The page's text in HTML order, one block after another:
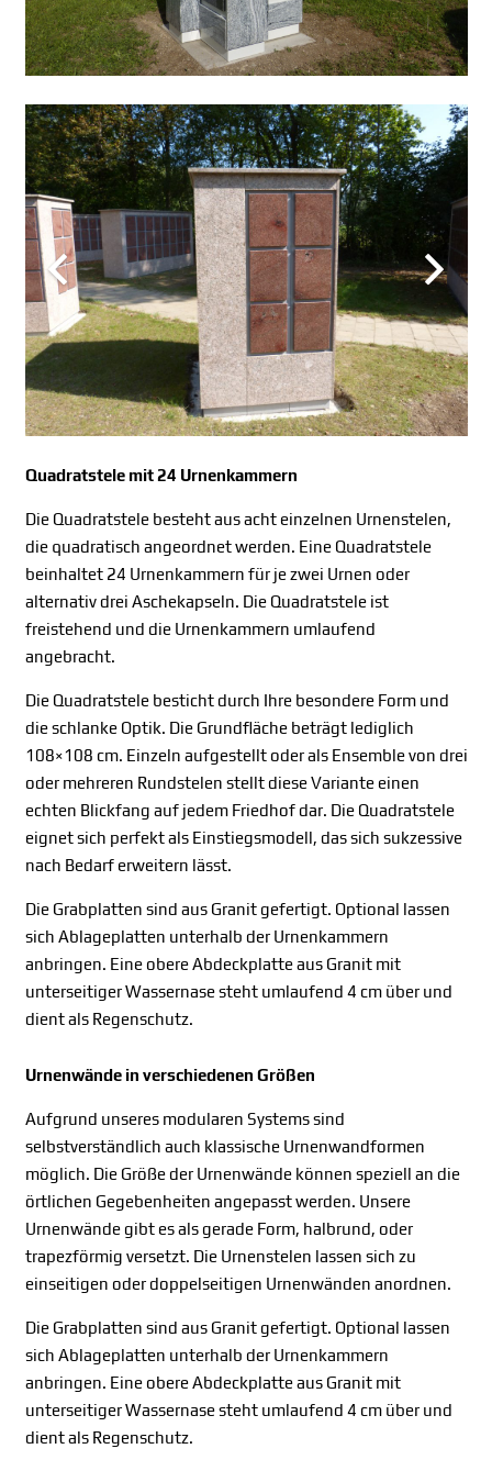
Quadratstele mit 24 Urnenkammern
Die Quadratstele besteht aus acht einzelnen Urnenstelen,
die quadratisch angeordnet werden. Eine Quadratstele
beinhaltet 24 Urnenkammern für je zwei Urnen oder
alternativ drei Aschekapseln. Die Quadratstele ist
freistehend und die Urnenkammern umlaufend
angebracht.
Die Quadratstele besticht durch Ihre besondere Form und
die schlanke Optik. Die Grundfläche beträgt lediglich
108×108 cm. Einzeln aufgestellt oder als Ensemble von drei
oder mehreren Rundstelen stellt diese Variante einen
echten Blickfang auf jedem Friedhof dar. Die Quadratstele
eignet sich perfekt als Einstiegsmodell, das sich sukzessive
nach Bedarf erweitern lässt.
Die Grabplatten sind aus Granit gefertigt. Optional lassen
sich Ablageplatten unterhalb der Urnenkammern
anbringen. Eine obere Abdeckplatte aus Granit mit
unterseitiger Wassernase steht umlaufend 4 cm über und
dient als Regenschutz.
Urnenwände in verschiedenen Größen
Aufgrund unseres modularen Systems sind
selbstverständlich auch klassische Urnenwandformen
möglich. Die Größe der Urnenwände können speziell an die
örtlichen Gegebenheiten angepasst werden. Unsere
Urnenwände gibt es als gerade Form, halbrund, oder
trapezförmig versetzt. Die Urnenstelen lassen sich zu
einseitigen oder doppelseitigen Urnenwänden anordnen.
Die Grabplatten sind aus Granit gefertigt. Optional lassen
sich Ablageplatten unterhalb der Urnenkammern
anbringen. Eine obere Abdeckplatte aus Granit mit
unterseitiger Wassernase steht umlaufend 4 cm über und
dient als Regenschutz.